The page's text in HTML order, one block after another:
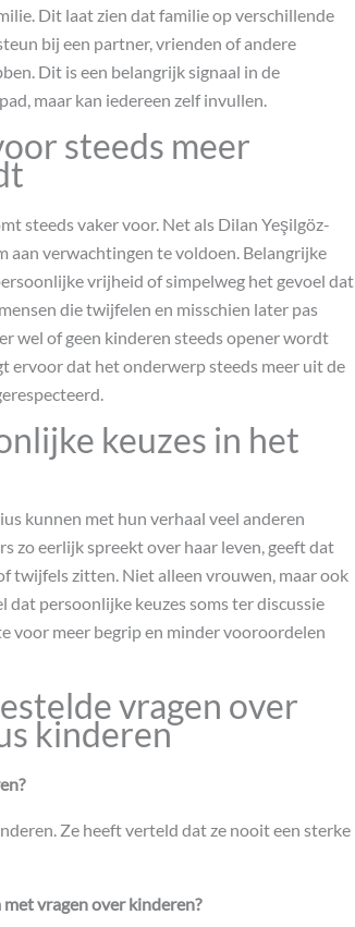
Dit laat zien dat familie op verschillende
bij een partner, vrienden of andere
Dit is een belangrijk signaal in de
maar kan iedereen zelf invullen.
steeds meer
steeds vaker voor. Net als Dilan Yeşilgöz-
aan verwachtingen te voldoen. Belangrijke
vrijheid of simpelweg het gevoel dat
die twijfelen en misschien later pas
wel of geen kinderen steeds opener wordt
ervoor dat het onderwerp steeds meer uit de
keuzes in het
kunnen met hun verhaal veel anderen
zo eerlijk spreekt over haar leven, geeft dat
twijfels zitten. Niet alleen vrouwen, maar ook
dat persoonlijke keuzes soms ter discussie
voor meer begrip en minder vooroordelen
vragen over
kinderen
Ze heeft verteld dat ze nooit een sterke
vragen over kinderen?